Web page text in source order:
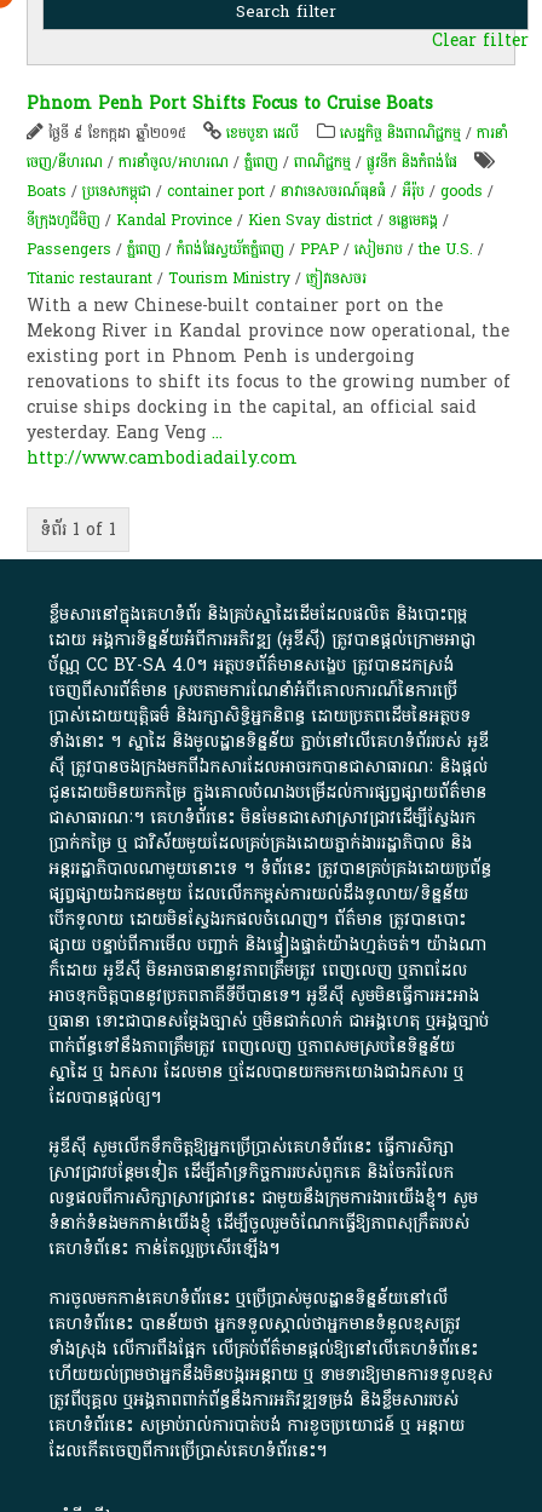
Clear filter
Phnom Penh Port Shifts Focus to Cruise Boats
ថ្ងៃទី ៩ ខែកក្កដា ឆ្នាំ២០១៥ ខេមបូឌា ដេលី សេដ្ឋកិច្ច និងពាណិជ្ជកម្ម /ការនាំ
ចេញ/នីហរណ /ការនាំចូល/អាហរណ /ភ្នំពេញ /ពាណិជ្ជកម្ម /ផ្លូវទឹក និងកំពង់ផែ
Boats /ប្រទេសកម្ពុជា /container port /នាវា​ទេសចរណ៍​ធុន​ធំ​ /អឺរ៉ុប /goods /
ទីក្រុងហូជីមិញ /Kandal Province /Kien Svay district /ទន្លេមេគង្គ /
Passengers /ភ្នំពេញ /កំពង់ផែស្វយ័តភ្នំពេញ /PPAP /សៀមរាប /the U.S. /
Titanic restaurant /Tourism Ministry /ភ្ញៀវ​ទេសចរ
With a new Chinese-built container port on the
Mekong River in Kandal province now operational, the
existing port in Phnom Penh is undergoing
renovations to shift its focus to the growing number of
cruise ships docking in the capital, an official said
yesterday. Eang Veng...
http://www.cambodiadaily.com
ទំព័រ 1 of 1
ខ្លឹមសារ​នៅ​ក្នុង​គេហទំព័រ និង​គ្រប់​ស្នា​ដៃ​ដើម​ដែល​ផលិត​ និង​បោះពុម្ព​
ដោយ​ អង្គការ​ទិន្នន័យ​អំពី​ការអភិវឌ្ឍ​​ (អូ​ឌី​ស៊ី)​ ត្រូវ​បាន​ផ្តល់​ក្រោម​អាជ្ញា
ប័ណ្ណ​CC BY-SA 4.0។​ អត្ថបទ​ព័ត៌មាន​សង្ខេប​ ត្រូវ​បាន​ដកស្រង់​
ចេញពី​សារព័ត៌មាន ស្របតាមការ​ណែនាំ​អំពី​គោលការណ៍​នៃ​ការ​ប្រើ
ប្រាស់​ដោយ​យុត្តិធម៌​ និង​រក្សាសិទ្ធិអ្នកនិពន្ធ ដោយ​ប្រភពដើម​នៃ​​អត្ថបទ
ទាំង​នោះ​ ។​ ស្នាដៃ​ និង​មូលដ្ឋាន​ទិន្នន័យ ​ភ្ជាប់​នៅ​លើ​គេហទំព័រ​របស់​ អូ​ឌី​
ស៊ី​ ត្រូវ​បាន​ចងក្រង​មក​ពី​ឯកសារ​ដែល​អាច​រក​បានជា​សាធារណៈ​ និង​ផ្តល់​
ជូន​ដោយ​មិន​យក​កម្រៃ​ ក្នុង​គោលបំណង​បម្រើ​ដល់ការ​ផ្សព្វផ្សាយ​ព័ត៌មាន​
ជា​សាធារណៈ​។​ គេហទំព័រ​នេះ​ មិនមែន​ជា​សេវា​ស្រាវជ្រាវ​ដើម្បី​ស្វែងរក
ប្រាក់​កម្រៃ​ ឬ​ ជា​វិស័យ​មួយ​ដែល​គ្រប់គ្រង​ដោយ​ភ្នាក់ងារ​រដ្ឋាភិបាល​ និង ​
អន្តររដ្ឋាភិបាល​ណាមួយ​នោះ​ទេ ​។​ ទំព័រ​នេះ​ ត្រូវ​បាន​គ្រប់គ្រង​ដោយ​ប្រព័ន្ធ​
ផ្សព្វផ្សាយ​ឯកជន​មួយ​ ដែល​លើកកម្ពស់​ការ​យល់​ដឹង​ទូលាយ​/​ទិន្នន័យ​
បើក​ទូលាយ​ ដោយ​មិនស្វែង​រក​ផល​ចំណេញ​។​ ព័ត៌មាន​ ត្រូវ​បាន​បោះ
ផ្សាយ​ បន្ទាប់​ពី​ការ​មើល​ បញ្ជាក់​ និង​ផ្ទៀងផ្ទាត់​យ៉ាង​ហ្មត់ចត់​។​ យ៉ាងណា​
ក៏​ដោយ​ អូ​ឌី​ស៊ី​ មិន​អាច​ធានា​នូវ​ភាព​ត្រឹមត្រូវ​ ពេញលេញ​ ឬ​ភាព​ដែល​
អាច​ទុកចិត្ត​បាននូវ​ប្រភព​ភាគី​ទី​បី​បាន​ទេ​។​ អូ​ឌី​ស៊ី​ សូម​មិន​ធ្វើការ​អះអាង​
ឬ​ធានា​ ទោះជា​បាន​សម្តែង​ច្បាស់​ ឬ​មិន​ជាក់លាក់​ ជា​អង្គហេតុ​ ឬ​អង្គច្បាប់​
ពាក់ព័ន្ធ​ទៅ​នឹង​ភាព​ត្រឹមត្រូវ​ ពេញលេញ​ ឬ​ភាព​សម​ស្រប​នៃ​ទិន្នន័យ​
ស្នាដៃ​ ឬ​ ឯកសារ​ ដែល​មាន​ ឬ​ដែល​បាន​យក​មក​យោង​ជា​ឯកសារ​ ឬ​
ដែល​បាន​ផ្តល់​ឲ្យ​។
អូឌីស៊ី សូមលើកទឹកចិត្តឱ្យអ្នកប្រើប្រាស់គេហទំព័រនេះ ធ្វើការសិក្សា
ស្រាវជ្រាវបន្ថែមទៀត ដើម្បីគាំទ្រកិច្ចការ​របស់ពួកគេ និងចែករំលែក
លទ្ធផលពីការសិក្សាស្រាវជ្រាវនេះ ជាមួយនឹងក្រុមការងារយើងខ្ញុំ។ សូម
ទំនាក់ទំនងមកកាន់យើងខ្ញុំ ដើម្បីចូលរួមចំណែកធ្វើឱ្យភាពសុក្រឹតរបស់
គេហទំព័នេះ កាន់តែល្អប្រសើរឡើង។
ការចូលមកកាន់គេហទំព័រនេះ ឬប្រើប្រាស់មូលដ្ឋានទិន្នន័យនៅលើ
គេហទំព័រនេះ បានន័យថា អ្នកទទួលស្គាល់ថាអ្នកមានទំនួលខុសត្រូវ
ទាំងស្រុង លើការពឹងផ្អែក លើគ្រប់ព័ត៌មានផ្តល់ឱ្យនៅលើគេហទំព័រនេះ
ហើយយល់ព្រមថាអ្នកនឹងមិនបង្ករអន្តរាយ ឬ ទាមទារ​ឱ្យមានការទទួលខុស​
ត្រូវពីបុគ្គល ឬអង្គភាពពាក់ព័ន្ធនឹងការអភិវឌ្ឍទម្រង់ និងខ្លឹមសាររបស់
គេហទំព័រនេះ សម្រាប់រាល់ការបាត់បង់ ការខូចប្រយោជន៍ ឬ អន្តរាយ
ដែលកើតចេញពីការប្រើប្រាស់គេហទំព័រនេះ។